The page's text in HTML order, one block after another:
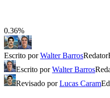
0.36%
Escrito porWalter BarrosRedator
Escrito porWalter Barros
Revisado porLucas Caram